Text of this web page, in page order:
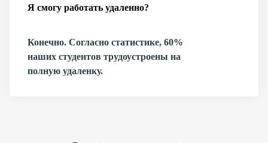
Я смогу работать удаленно?
Конечно. Согласно статистике, 60%
наших студентов трудоустроены на
полную удаленку.